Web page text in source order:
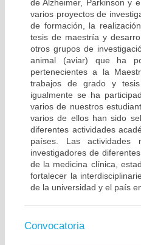
de Alzheimer, Parkinson y
varios proyectos de
de formación, la
tesis de maestría y
otros grupos de
animal (aviar) que ha
pertenecientes a la
trabajos de grado y
igualmente se ha
varios de nuestros
varios de ellos han sido
diferentes actividades
países. Las actividades
investigadores de
de la medicina clínica,
fortalecer la
de la universidad y el país
Convocatoria